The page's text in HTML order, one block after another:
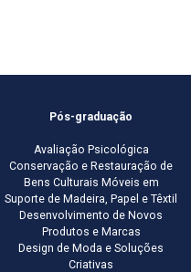
Pós-graduação
Avaliação Psicológica
Conservação e Restauração de
Bens Culturais Móveis em
Suporte de Madeira, Papel e Têxtil
Desenvolvimento de Novos
Produtos e Marcas
Design de Moda e Soluções
Criativas